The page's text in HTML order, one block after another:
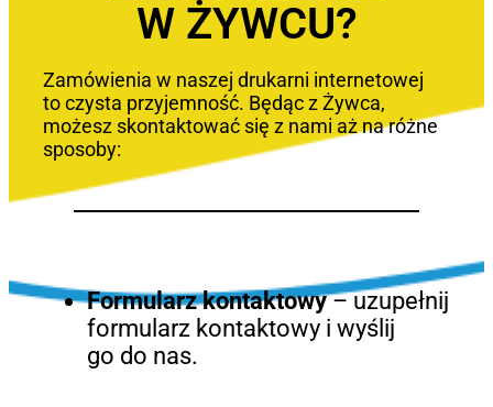
W ŻYWCU?
Zamówienia w naszej drukarni internetowej
to czysta przyjemność. Będąc z Żywca,
możesz skontaktować się z nami aż na różne
sposoby:
Formularz kontaktowy– uzupełnij
formularz kontaktowy i wyślij
go do nas.